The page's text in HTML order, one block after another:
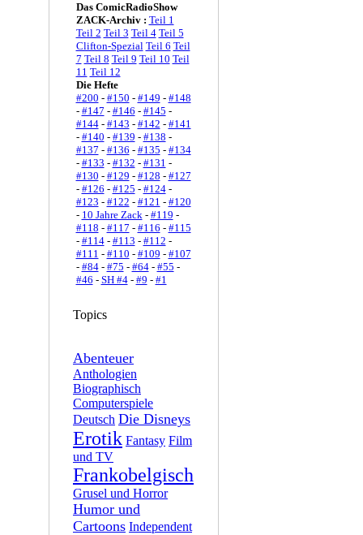
Das ComicRadioShow
ZACK-Archiv : Teil 1
Teil 2 Teil 3 Teil 4 Teil 5
Clifton-Spezial Teil 6 Teil
7 Teil 8 Teil 9 Teil 10 Teil
11 Teil 12
Die Hefte
#200 - #150 - #149 - #148
- #147 - #146 - #145 -
#144- #143 - #142 - #141
- #140 - #139 - #138 -
#137 - #136 - #135 - #134
- #133 - #132 - #131 -
#130 - #129 - #128 - #127
- #126 - #125 - #124-
#123 - #122 - #121 - #120
- 10 Jahre Zack- #119 -
#118 - #117 - #116 - #115
- #114- #113 - #112 -
#111 - #110 - #109 - #107
- #84- #75 - #64- #55 -
#46 - SH #4- #9 - #1
Topics
Abenteuer
Anthologien
Biographisch
Computerspiele
Deutsch Die Disneys
Erotik Fantasy Film
und TV
Frankobelgisch
Grusel und Horror
Humor und
Cartoons Independent